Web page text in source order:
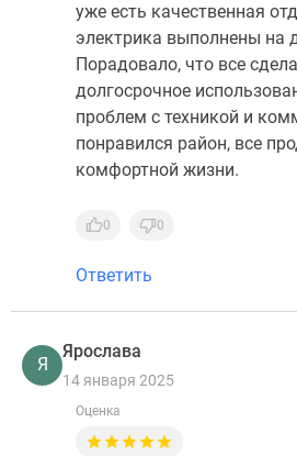
уже есть качественная
электрика выполнены на
Порадовало, что все
долгосрочное
проблем с техникой и
понравился район, все
комфортной жизни.
0 0
Ответить
Я
Ярослава
14 января 2025
Оценка